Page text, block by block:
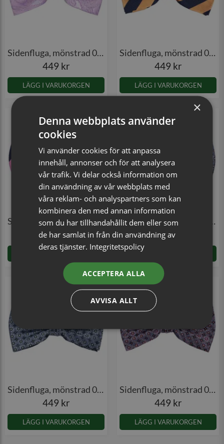
Sidenfluga, mönstrad 021
449 kr
LÄGG I VARUKORGEN
Sidenfluga, mönstrad 024
449 kr
LÄGG I VARUKORGEN
Sidenfluga, mönstrad 024
449 kr
LÄGG I VARUKORGEN
Sidenfluga, mönstrad 030
449 kr
LÄGG I VARUKORGEN
Sidenfluga, mönstrad 030
449 kr
LÄGG I VARUKORGEN
Sidenfluga, mönstrad 030
449 kr
LÄGG I VARUKORGEN
×
Denna webbplats använder
cookies
Vi använder cookies för att anpassa
innehåll, annonser och för att analysera
vår trafik. Vi delar också information om
din användning av vår webbplats med
våra reklam- och analyspartners som kan
kombinera den med annan information
som du har tillhandahållit dem eller som
de har samlat in från din användning av
deras tjänster. Integritetspolicy
ACCEPTERA ALLA
AVVISA ALLT